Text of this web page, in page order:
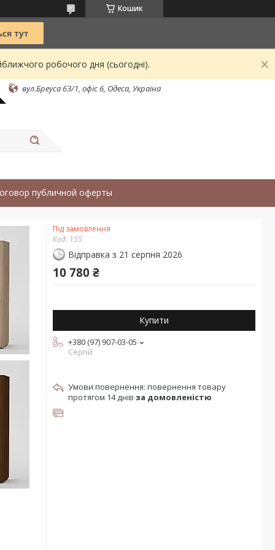
Кошик
робочого дня (сьогодні).
вул.Бреуса 63/1, офіс 6, Одеса, Україна
публичной оферты
Під замовлення
Код: 155
Відправка з 21 серпня 2026
10 780 ₴
Купити
+380 (97) 907-03-05
Сергій
повернення товару
протягом 14 днів за домовленістю